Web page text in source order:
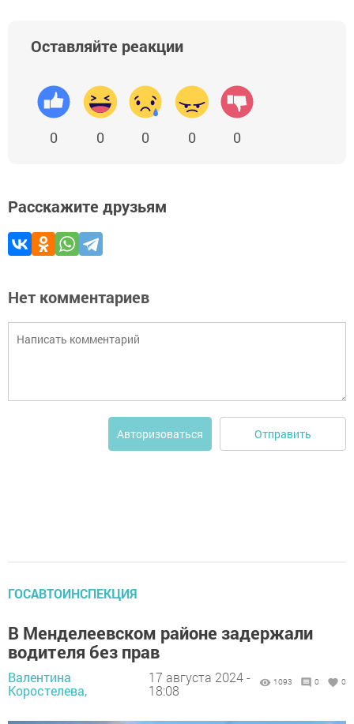
Оставляйте реакции
0 0 0 0 0
Расскажите друзьям
Нет комментариев
Авторизоваться Отправить
ГОСАВТОИНСПЕКЦИЯ
В Менделеевском районе задержали
водителя без прав
Валентина
Коростелева,
17 августа 2024 -
18:08
1093 0 0